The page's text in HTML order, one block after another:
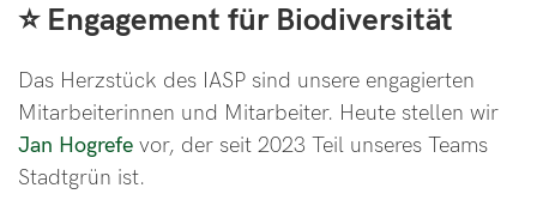
⭐ Engagement für Biodiversität
Das Herzstück des IASP sind unsere engagierten
Mitarbeiterinnen und Mitarbeiter. Heute stellen wir
Jan Hogrefe vor, der seit 2023 Teil unseres Teams
Stadtgrün ist.